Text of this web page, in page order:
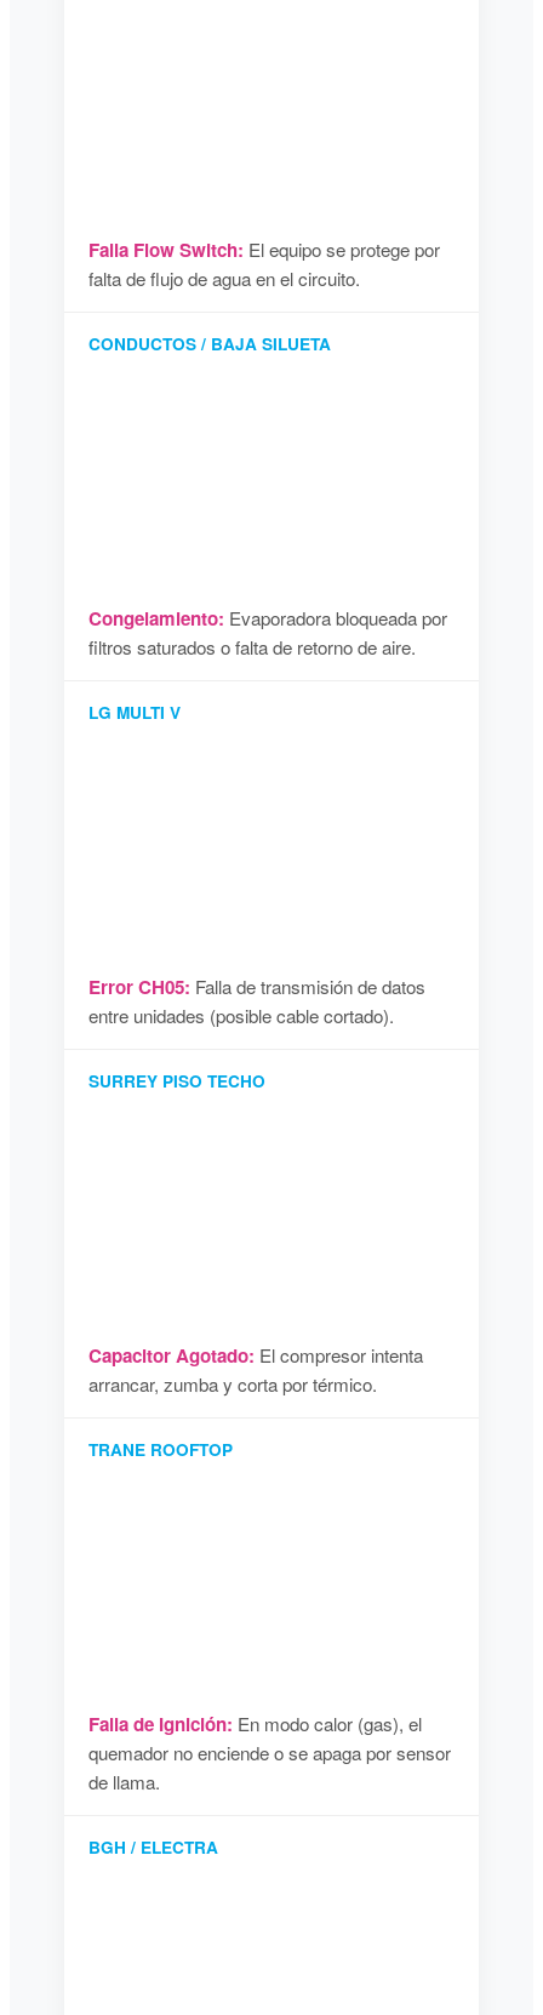
Falla Flow Switch: El equipo se protege por
falta de flujo de agua en el circuito.
CONDUCTOS / BAJA SILUETA
Congelamiento: Evaporadora bloqueada por
filtros saturados o falta de retorno de aire.
LG MULTI V
Error CH05: Falla de transmisión de datos
entre unidades (posible cable cortado).
SURREY PISO TECHO
Capacitor Agotado: El compresor intenta
arrancar, zumba y corta por térmico.
TRANE ROOFTOP
Falla de Ignición: En modo calor (gas), el
quemador no enciende o se apaga por sensor
de llama.
BGH / ELECTRA